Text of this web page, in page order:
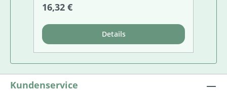
Regulärer Preis:
16,32 €
Details
Kundenservice